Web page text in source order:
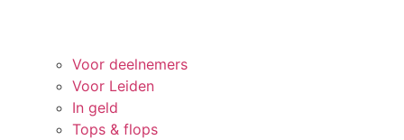
Voor deelnemers
Voor Leiden
In geld
Tops & flops